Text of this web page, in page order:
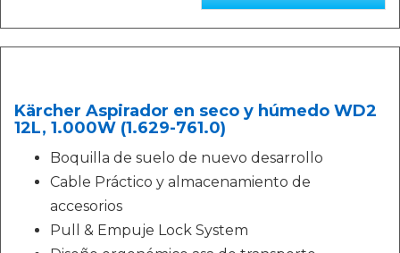
Kärcher Aspirador en seco y húmedo WD2
12L, 1.000W (1.629-761.0)
Boquilla de suelo de nuevo desarrollo
Cable Práctico y almacenamiento de
accesorios
Pull & Empuje Lock System